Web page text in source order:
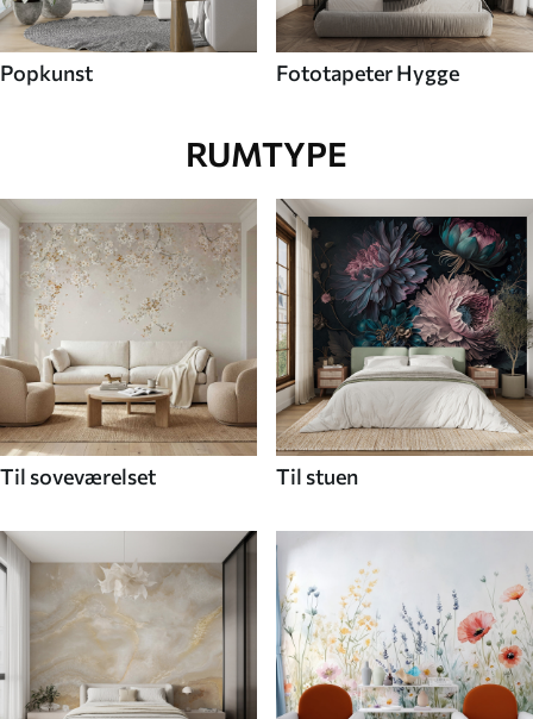
Popkunst Fototapeter Hygge
RUMTYPE
Til soveværelset Til stuen